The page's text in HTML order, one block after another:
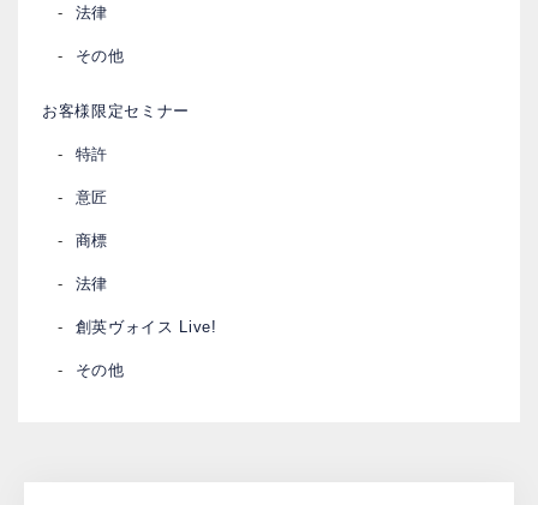
法律
その他
お客様限定セミナー
特許
意匠
商標
法律
創英ヴォイス Live!
その他